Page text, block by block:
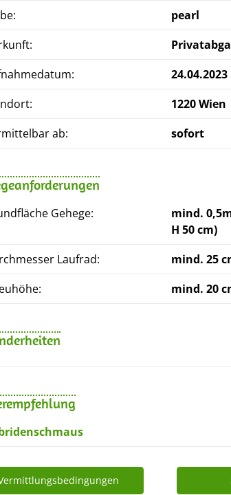
pearl
24.04.2023
1220 Wien
ab:
sofort
Gehege:
mind.
H 50 cm)
Laufrad:
mind. 25
mind. 20